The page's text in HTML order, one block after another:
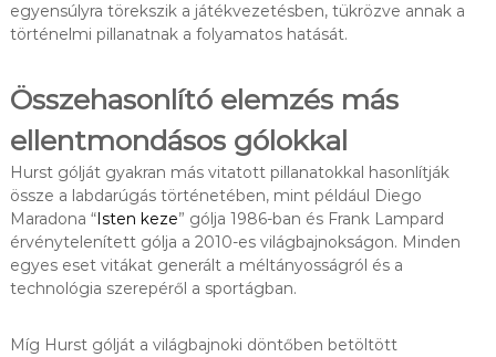
egyensúlyra törekszik a játékvezetésben, tükrözve annak a
történelmi pillanatnak a folyamatos hatását.
Összehasonlító elemzés más
ellentmondásos gólokkal
Hurst gólját gyakran más vitatott pillanatokkal hasonlítják
össze a labdarúgás történetében, mint például Diego
Maradona “Isten keze” gólja 1986-ban és Frank Lampard
érvénytelenített gólja a 2010-es világbajnokságon. Minden
egyes eset vitákat generált a méltányosságról és a
technológia szerepéről a sportágban.
Míg Hurst gólját a világbajnoki döntőben betöltött